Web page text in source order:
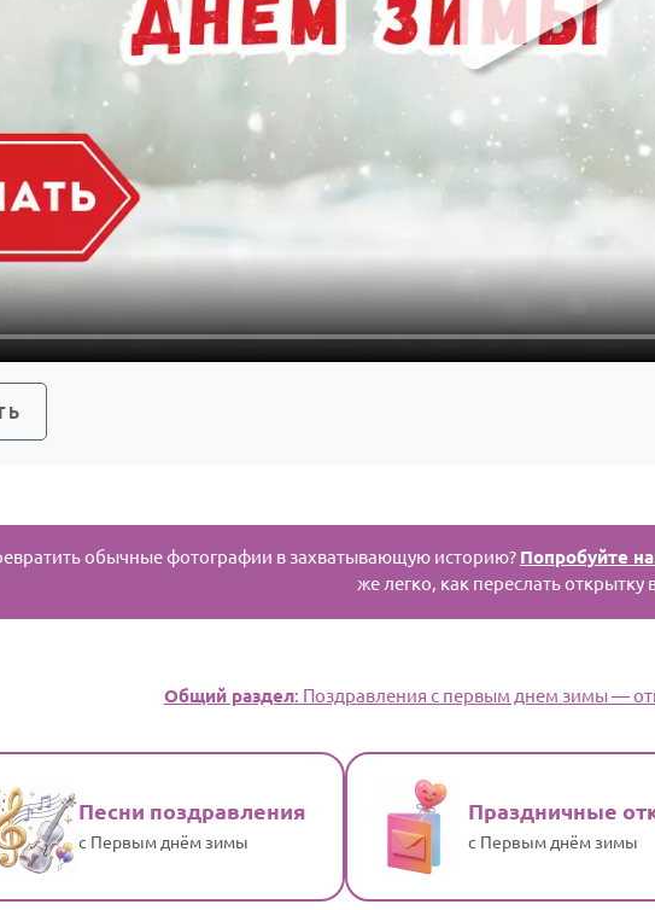
обычные фотографии в захватывающую историю? Попробуйте
же легко, как переслать открытку
Общий раздел: Поздравления с первым днем зимы —
Песни поздравления
с Первым днём зимы
Праздничные
с Первым днём зимы